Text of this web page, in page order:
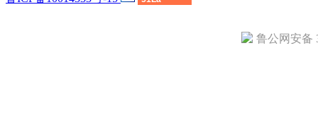
鲁公网安备